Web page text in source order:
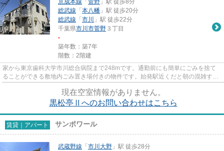
京成本線 「 菅野 」駅 徒歩8分
総武線 「 本八幡 」駅 徒歩20分
総武線 「 市川
」駅 徒歩22分
千葉県市川市菅野 ３丁目
-
築年数：築7年
階数：2階建
家から東京歯科大学市川総合病院まで248mです。通勤前にも簡単にごみを捨て
ることができる敷地内ごみ置き場付きの物件です。始発駅近くだと朝の混雑する
現在空室情報がありません。
黒松亭Ⅱへのお問い合わせはこちら
賃貸｜アパート サンポワール
武蔵野線 「 市川大野 」駅 徒歩28分